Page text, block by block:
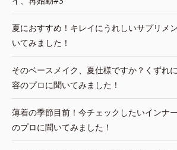
夏におすすめ！キレイにうれしいサプリメ
いてみました！
そのベースメイク、夏仕様ですか？くずれ
容のプロに聞いてみました！
薄着の季節目前！今チェックしたいインナ
のプロに聞いてみました！